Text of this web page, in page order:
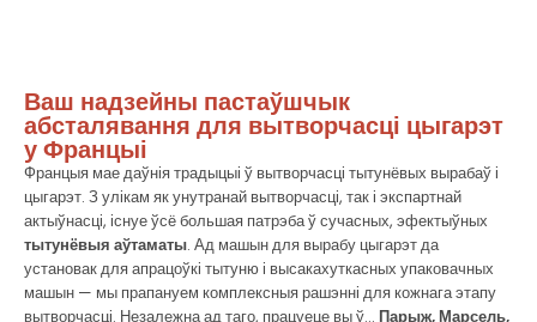
Ваш надзейны пастаўшчык
абсталявання для вытворчасці цыгарэт
у Францыі
Францыя мае даўнія традыцыі ў вытворчасці тытунёвых вырабаў і
цыгарэт. З улікам як унутранай вытворчасці, так і экспартнай
актыўнасці, існуе ўсё большая патрэба ў сучасных, эфектыўных
тытунёвыя аўтаматы. Ад машын для вырабу цыгарэт да
установак для апрацоўкі тытуню і высакахуткасных упаковачных
машын — мы прапануем комплексныя рашэнні для кожнага этапу
вытворчасці. Незалежна ад таго, працуеце вы ў... Парыж, Марсель,